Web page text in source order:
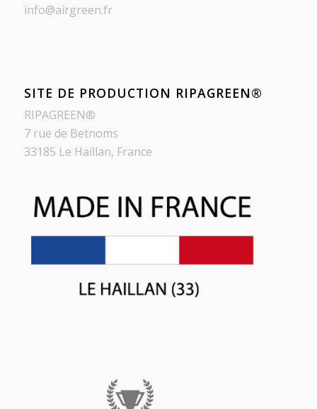
info@airgreen.fr
SITE DE PRODUCTION RIPAGREEN®
RIPAGREEN®
7 rue de Betnoms
33185 Le Haillan, France